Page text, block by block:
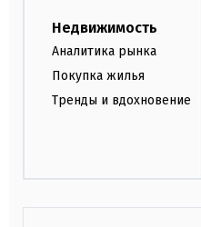
Недвижимость
Аналитика рынка
Покупка жилья
Тренды и вдохновение